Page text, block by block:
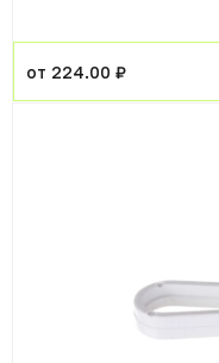
от 224.00 ₽